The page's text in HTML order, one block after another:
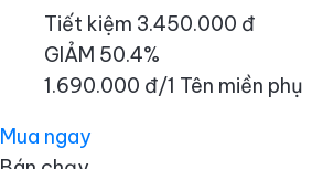
Tiết kiệm 3.450.000 đ
GIẢM 50.4%
1.690.000 đ/1 Tên miền phụ
Mua ngay